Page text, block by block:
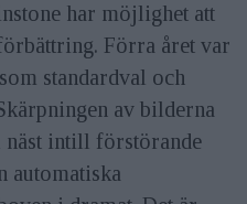
har möjlighet att
Förra året var
standardval och
av bilderna
intill förstörande
automatiska